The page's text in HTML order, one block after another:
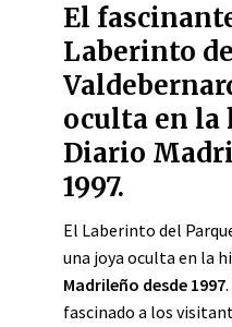
El
Laberinto
oculta en la
Diario
1997.
El Laberinto del
una joya oculta en la
Madrileño desde 1997
fascinado a los